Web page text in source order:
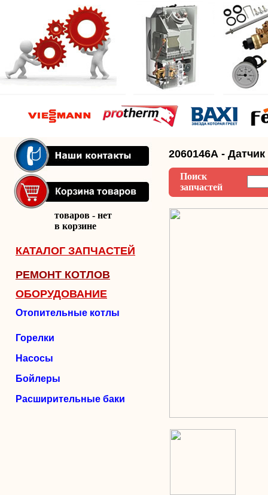
товаров - нет
в корзине
КАТАЛОГ ЗАПЧАСТЕЙ
РЕМОНТ КОТЛОВ
ОБОРУДОВАНИЕ
Отопительные котлы
Горелки
Насосы
Бойлеры
Расширительные баки
2060146А -
Поиск
запчастей